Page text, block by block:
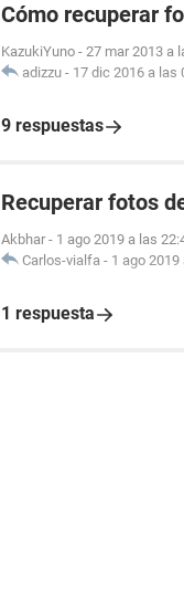
Cómo recuperar
KazukiYuno - 27 mar 2013 a
adizzu - 17 dic 2016 a las
9 respuestas
Recuperar fotos
Akbhar - 1 ago 2019 a las
Carlos-vialfa - 1 ago
1 respuesta